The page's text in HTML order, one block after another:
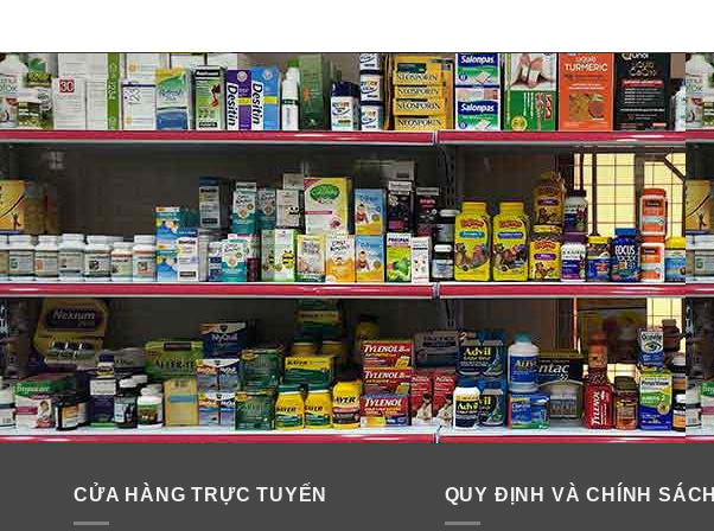
CỬA HÀNG TRỰC TUYẾN QUY ĐỊNH VÀ CHÍNH SÁCH